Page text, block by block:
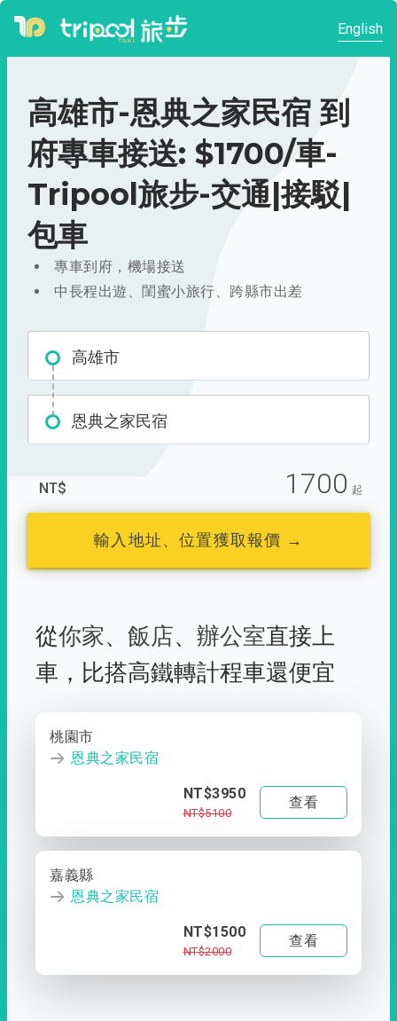
English
高雄市-恩典之家民宿 到
府專車接送: $1700/車-
Tripool旅步-交通|接駁|
包車
專車到府，機場接送
中長程出遊、閨蜜小旅行、跨縣市出差
高雄市
恩典之家民宿
NT$ 1700 起
輸入地址、位置獲取報價 →
從你家、 飯店、 辦公室直接上
車， 比搭高鐵轉計程車還便宜
桃園市
恩典之家民宿
NT$3950
NT$5100
查看
嘉義縣
恩典之家民宿
NT$1500
NT$2000
查看